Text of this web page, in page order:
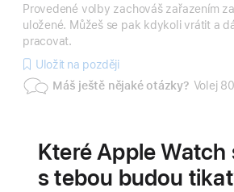
Provedené volby zachováš zařazením
uložené. Můžeš se pak kdykoli vrátit a
pracovat.
Uložit na později
Máš ještě nějaké otázky? Volej
Které Apple Watch
s tebou budou